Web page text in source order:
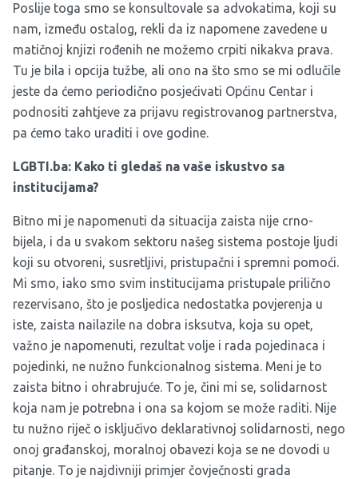
Poslije toga smo se konsultovale sa advokatima, koji su
nam, između ostalog, rekli da iz napomene zavedene u
matičnoj knjizi rođenih ne možemo crpiti nikakva prava.
Tu je bila i opcija tužbe, ali ono na što smo se mi odlučile
jeste da ćemo periodično posjećivati Općinu Centar i
podnositi zahtjeve za prijavu registrovanog partnerstva,
pa ćemo tako uraditi i ove godine.
LGBTI.ba: Kako ti gledaš na vaše iskustvo sa
institucijama?
Bitno mi je napomenuti da situacija zaista nije crno-
bijela, i da u svakom sektoru našeg sistema postoje ljudi
koji su otvoreni, susretljivi, pristupačni i spremni pomoći.
Mi smo, iako smo svim institucijama pristupale prilično
rezervisano, što je posljedica nedostatka povjerenja u
iste, zaista nailazile na dobra isksutva, koja su opet,
važno je napomenuti, rezultat volje i rada pojedinaca i
pojedinki, ne nužno funkcionalnog sistema. Meni je to
zaista bitno i ohrabrujuće. To je, čini mi se, solidarnost
koja nam je potrebna i ona sa kojom se može raditi. Nije
tu nužno riječ o isključivo deklarativnoj solidarnosti, nego
onoj građanskoj, moralnoj obavezi koja se ne dovodi u
pitanje. To je najdivniji primjer čovječnosti grada